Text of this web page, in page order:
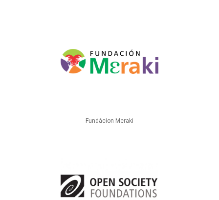
Fundácion Meraki